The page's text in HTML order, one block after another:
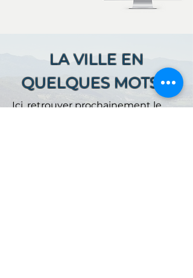
LA VILLE EN
QUELQUES MOTS ...
Ici, retrouver prochainement le